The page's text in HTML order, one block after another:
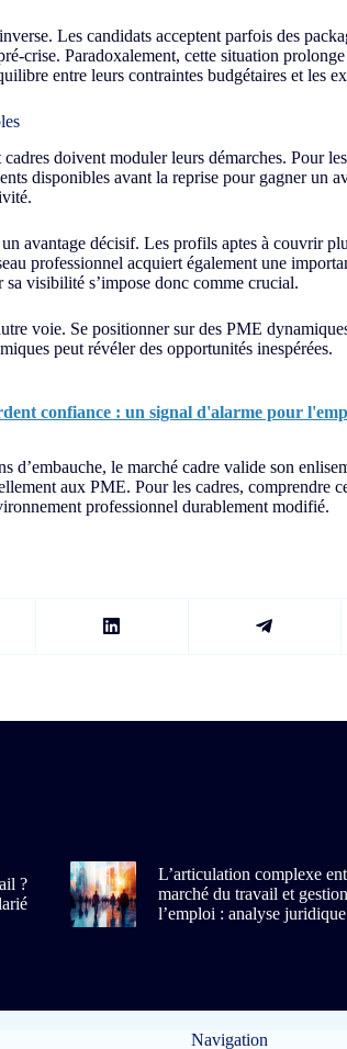
Les candidats acceptent parfois des
crise. Paradoxalement, cette situation
entre leurs contraintes budgétaires et les
doivent moduler leurs démarches. Pour
disponibles avant la reprise pour gagner un
avantage décisif. Les profils aptes à couvrir
professionnel acquiert également une
visibilité s’impose donc comme crucial.
voie. Se positionner sur des PME
peut révéler des opportunités inespérées.
confiance : un signal d'alarme pour
d’embauche, le marché cadre valide son
aux PME. Pour les cadres, comprendre
professionnel durablement modifié.
?
L’articulation complexe
marché du travail et
l’emploi : analyse juridique
Navigation